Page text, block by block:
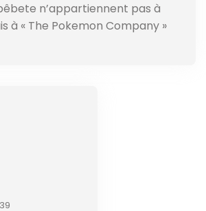
n’appartiennent pas à
à « The Pokemon Company »